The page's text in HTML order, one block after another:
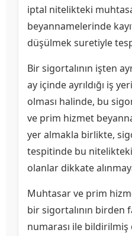
iptal nitelikteki
beyannamelerinde
düşülmek suretiyle
Bir sigortalının işten
ay içinde ayrıldığı iş
olması halinde, bu
ve prim hizmet
yer almakla birlikte,
tespitinde bu
olanlar dikkate
Muhtasar ve prim
bir sigortalının birden
numarası ile bildirilmiş